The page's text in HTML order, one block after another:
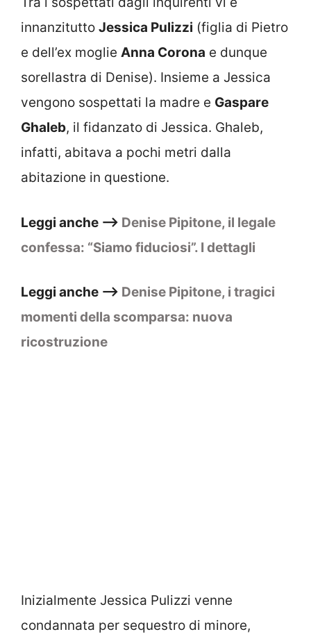
innanzitutto Jessica Pulizzi (figlia di Pietro
e dell’ex moglie Anna Corona e dunque
sorellastra di Denise). Insieme a Jessica
vengono sospettati la madre e Gaspare
Ghaleb, il fidanzato di Jessica. Ghaleb,
infatti, abitava a pochi metri dalla
abitazione in questione.
Leggi anche –> Denise Pipitone, il legale
confessa: “Siamo fiduciosi”. I dettagli
Leggi anche –> Denise Pipitone, i tragici
momenti della scomparsa: nuova
ricostruzione
Inizialmente Jessica Pulizzi venne
condannata per sequestro di minore,